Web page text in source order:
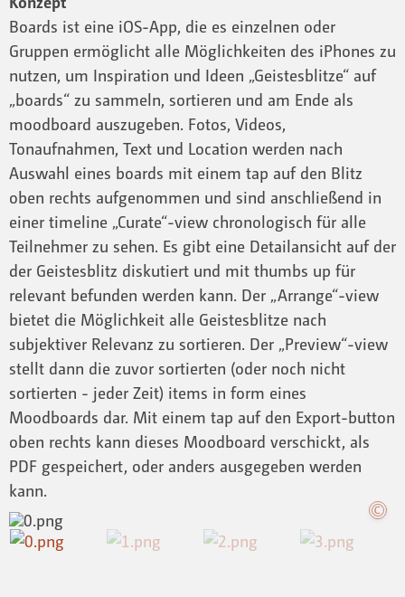
Boards ist eine iOS-App, die es einzelnen oder
Gruppen ermöglicht alle Möglichkeiten des iPhones zu
nutzen, um Inspiration und Ideen „Geistesblitze“ auf
„boards“ zu sammeln, sortieren und am Ende als
moodboard auszugeben. Fotos, Videos,
Tonaufnahmen, Text und Location werden nach
Auswahl eines boards mit einem tap auf den Blitz
oben rechts aufgenommen und sind anschließend in
einer timeline „Curate“-view chronologisch für alle
Teilnehmer zu sehen. Es gibt eine Detailansicht auf der
der Geistesblitz diskutiert und mit thumbs up für
relevant befunden werden kann. Der „Arrange“-view
bietet die Möglichkeit alle Geistesblitze nach
subjektiver Relevanz zu sortieren. Der „Preview“-view
stellt dann die zuvor sortierten (oder noch nicht
sortierten - jeder Zeit) items in form eines
Moodboards dar. Mit einem tap auf den Export-button
oben rechts kann dieses Moodboard verschickt, als
PDF gespeichert, oder anders ausgegeben werden
kann.